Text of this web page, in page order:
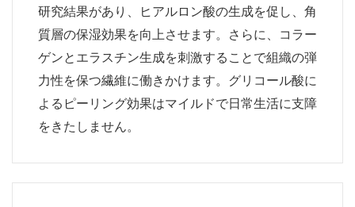
研究結果があり、ヒアルロン酸の生成を促し、角
質層の保湿効果を向上させます。さらに、コラー
ゲンとエラスチン生成を刺激することで組織の弾
力性を保つ繊維に働きかけます。グリコール酸に
よるピーリング効果はマイルドで日常生活に支障
をきたしません。